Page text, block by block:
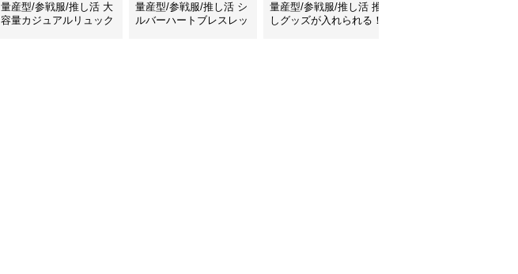
量産型/参戦服/推し活 大
容量カジュアルリュック
量産型/参戦服/推し活 シ
ルバーハートブレスレッ
量産型/参戦服/推し活 推
しグッズが入れられる！